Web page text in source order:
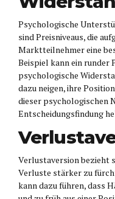
Psychologische
sind Preisniveaus, die
Marktteilnehmer eine
Beispiel kann ein runder
psychologische
dazu neigen, ihre
dieser psychologischen
Entscheidungsfindung
Verlustaversion bezieht
Verluste stärker zu
kann dazu führen, dass